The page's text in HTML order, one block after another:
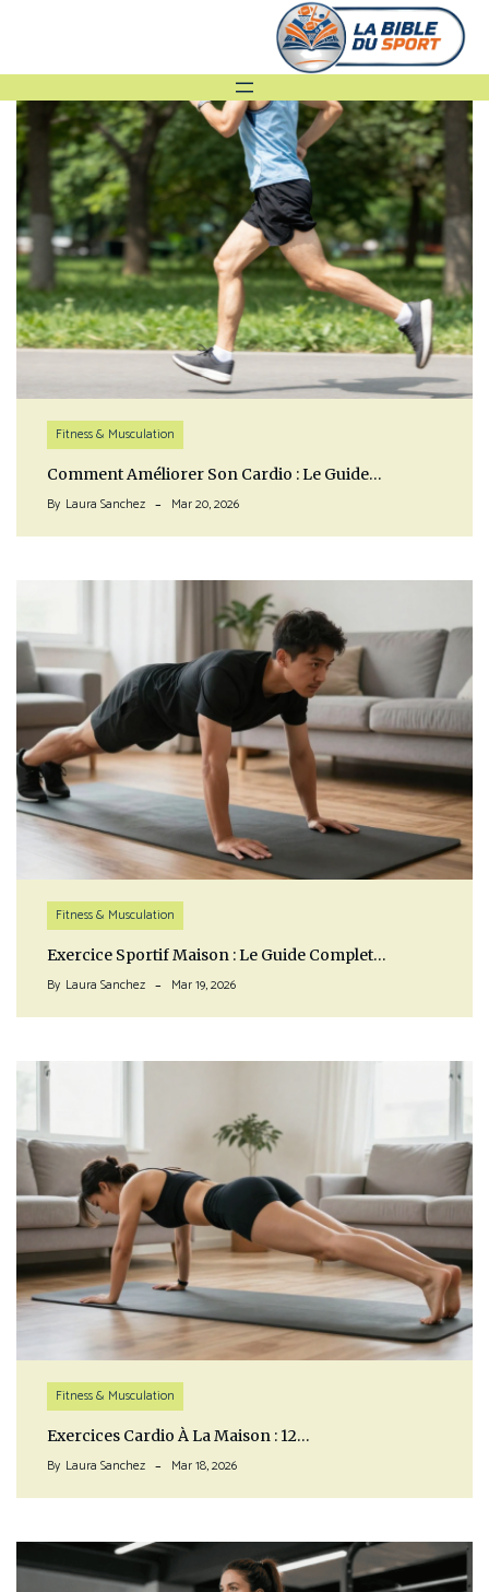
Fitness & Musculation
Comment Améliorer Son Cardio : Le Guide…
By Laura Sanchez Mar 20, 2026
Fitness & Musculation
Exercice Sportif Maison : Le Guide Complet…
By Laura Sanchez Mar 19, 2026
Fitness & Musculation
Exercices Cardio À La Maison : 12…
By Laura Sanchez Mar 18, 2026